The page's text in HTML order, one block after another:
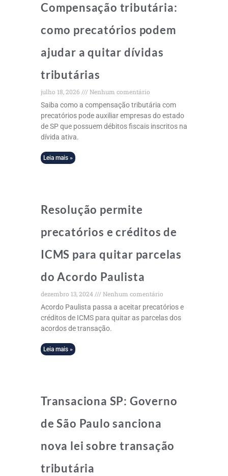
Compensação tributária:
como precatórios podem
ajudar a quitar dívidas
tributárias
julho 18, 2026
Nenhum comentário
Saiba como a compensação tributária com
precatórios pode auxiliar empresas do estado
de SP que possuem débitos fiscais inscritos na
dívida ativa.
Leia mais »
Resolução permite
precatórios e créditos de
ICMS para quitar parcelas
do Acordo Paulista
dezembro 13, 2024
Nenhum comentário
Acordo Paulista passa a aceitar precatórios e
créditos de ICMS para quitar as parcelas dos
acordos de transação.
Leia mais »
Transaciona SP: Governo
de São Paulo sanciona
nova lei sobre transação
tributária